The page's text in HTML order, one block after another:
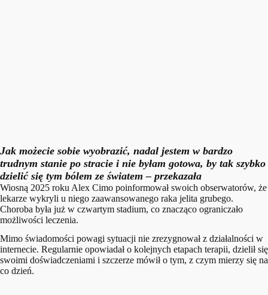
Jak możecie sobie wyobrazić, nadal jestem w bardzo
trudnym stanie po stracie i nie byłam gotowa, by tak szybko
dzielić się tym bólem ze światem – przekazała
Wiosną 2025 roku Alex Cimo poinformował swoich obserwatorów, że
lekarze wykryli u niego zaawansowanego raka jelita grubego.
Choroba była już w czwartym stadium, co znacząco ograniczało
możliwości leczenia.
Mimo świadomości powagi sytuacji nie zrezygnował z działalności w
internecie. Regularnie opowiadał o kolejnych etapach terapii, dzielił się
swoimi doświadczeniami i szczerze mówił o tym, z czym mierzy się na
co dzień.